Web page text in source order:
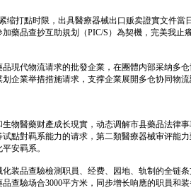
打點时限，出具醫療器械出口贩卖證實文件
藥品查抄互助規划（PIC/S）為契機，完美我
現代物流请求的批發企業，在團體内部采纳
業举措措施请求，支撑企業展開多仓协同物流
物醫藥财產成长現實，动态调解市县藥品法
點對羁系能力的请求，第二類醫療器械审评
安羁系。
装品查驗檢測职員、经费、园地、轨制的全
查驗场合3000平方米，同步增长响應的职員